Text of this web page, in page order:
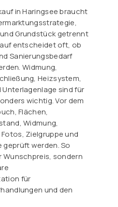
in Haringsee braucht
Grundstück getrennt
entscheidet oft, ob
Sanierungsbedarf
Widmung,
Heizsystem,
Unterlagenlage sind für
wichtig. Vor dem
Flächen,
Widmung,
Zielgruppe und
werden. So
sondern
für
und den